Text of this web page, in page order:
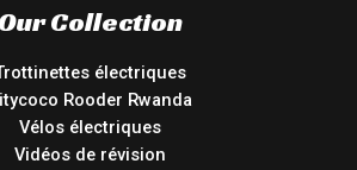
Our Collection
électriques
Rooder Rwanda
Vélos électriques
Vidéos de révision